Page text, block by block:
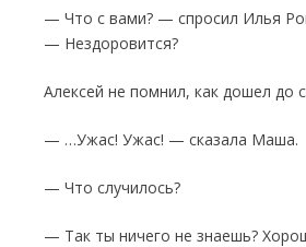
— Что с вами? — спросил Илья
— Нездоровится?
Алексей не помнил, как дошел до
— …Ужас! Ужас! — сказала Маша.
— Что случилось?
— Так ты ничего не знаешь?